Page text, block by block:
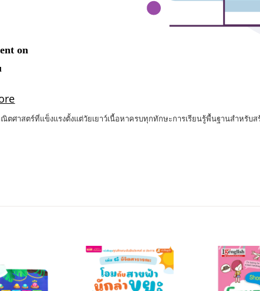
ศาสตร์ที่แข็งแรงตั้งแต่วัยเยาว์เนื้อหาครบทุกทักษะการเรียนรู้พื้นฐานสำหรับส